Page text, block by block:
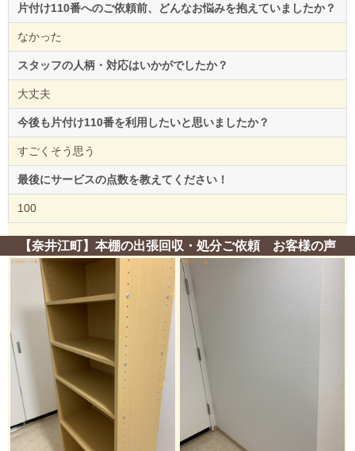
片付け110番へのご依頼前、どんなお悩みを抱えていましたか？
なかった
スタッフの人柄・対応はいかがでしたか？
大丈夫
今後も片付け110番を利用したいと思いましたか？
すごくそう思う
最後にサービスの点数を教えてください！
100
【奈井江町】本棚の出張回収・処分ご依頼 お客様の声